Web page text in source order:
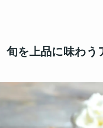
旬を上品に味わう